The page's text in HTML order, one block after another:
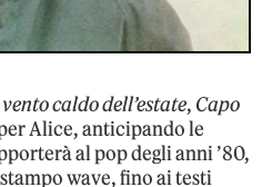
caldo dell’estate, Capo
Alice, anticipando le
al pop degli anni ’80,
wave, fino ai testi